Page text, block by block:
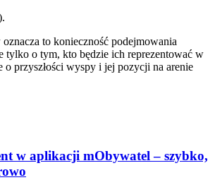
to konieczność podejmowania
tylko o tym, kto będzie ich reprezentować w
o przyszłości wyspy i jej pozycji na arenie
w aplikacji mObywatel – szybko,